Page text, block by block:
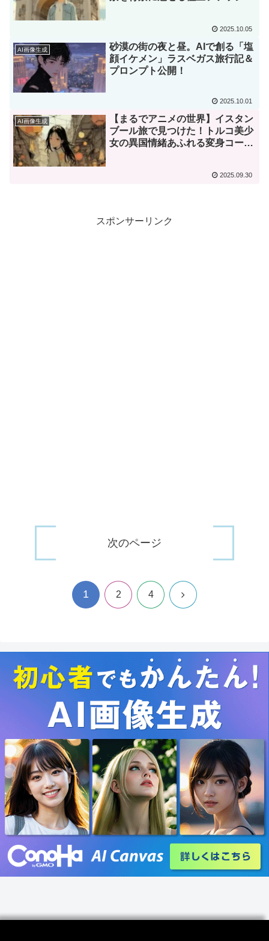
2025.10.05
AI画像生成
砂漠の街の夜と昼。AIで創る「塩
顔イケメン」ラスベガス旅行記＆
プロンプト公開！
2025.10.01
AI画像生成
【まるでアニメの世界】イスタン
ブール旅で見つけた！トルコ美少
女の異国情緒あふれる変身コーデ
2025.09.30
スポンサーリンク
次のページ
1 2 4 次